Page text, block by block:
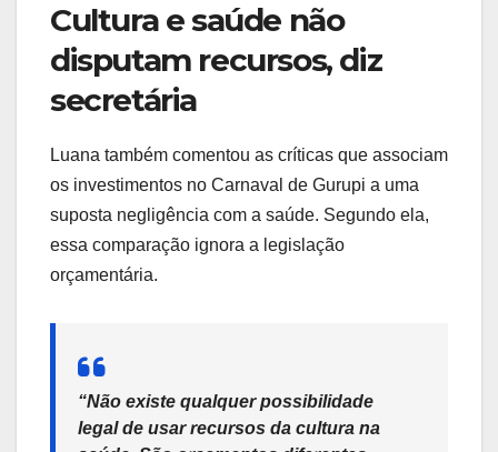
Cultura e saúde não
disputam recursos, diz
secretária
Luana também comentou as críticas que associam
os investimentos no Carnaval de Gurupi a uma
suposta negligência com a saúde. Segundo ela,
essa comparação ignora a legislação
orçamentária.
“Não existe qualquer possibilidade
legal de usar recursos da cultura na